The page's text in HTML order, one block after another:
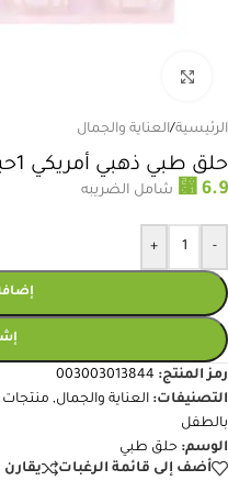
الرئيسية/العناية والجمال
حلق طبي ذهبي أمريكي 1حبة
⃁ 6.9 شامل الضريبه
-
+
رمز المنتج: 003003013844
التصنيفات: العناية والجمال, منتجات
بالطفل
الوسم: حلق طبي
أضف إلى قائمة الرغبات
يقارن